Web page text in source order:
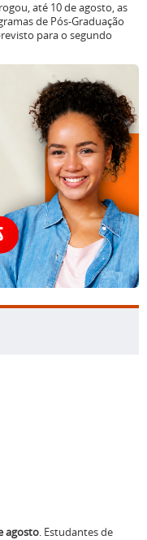
até 10 de agosto, as
de Pós-Graduação
para o segundo
agosto. Estudantes de